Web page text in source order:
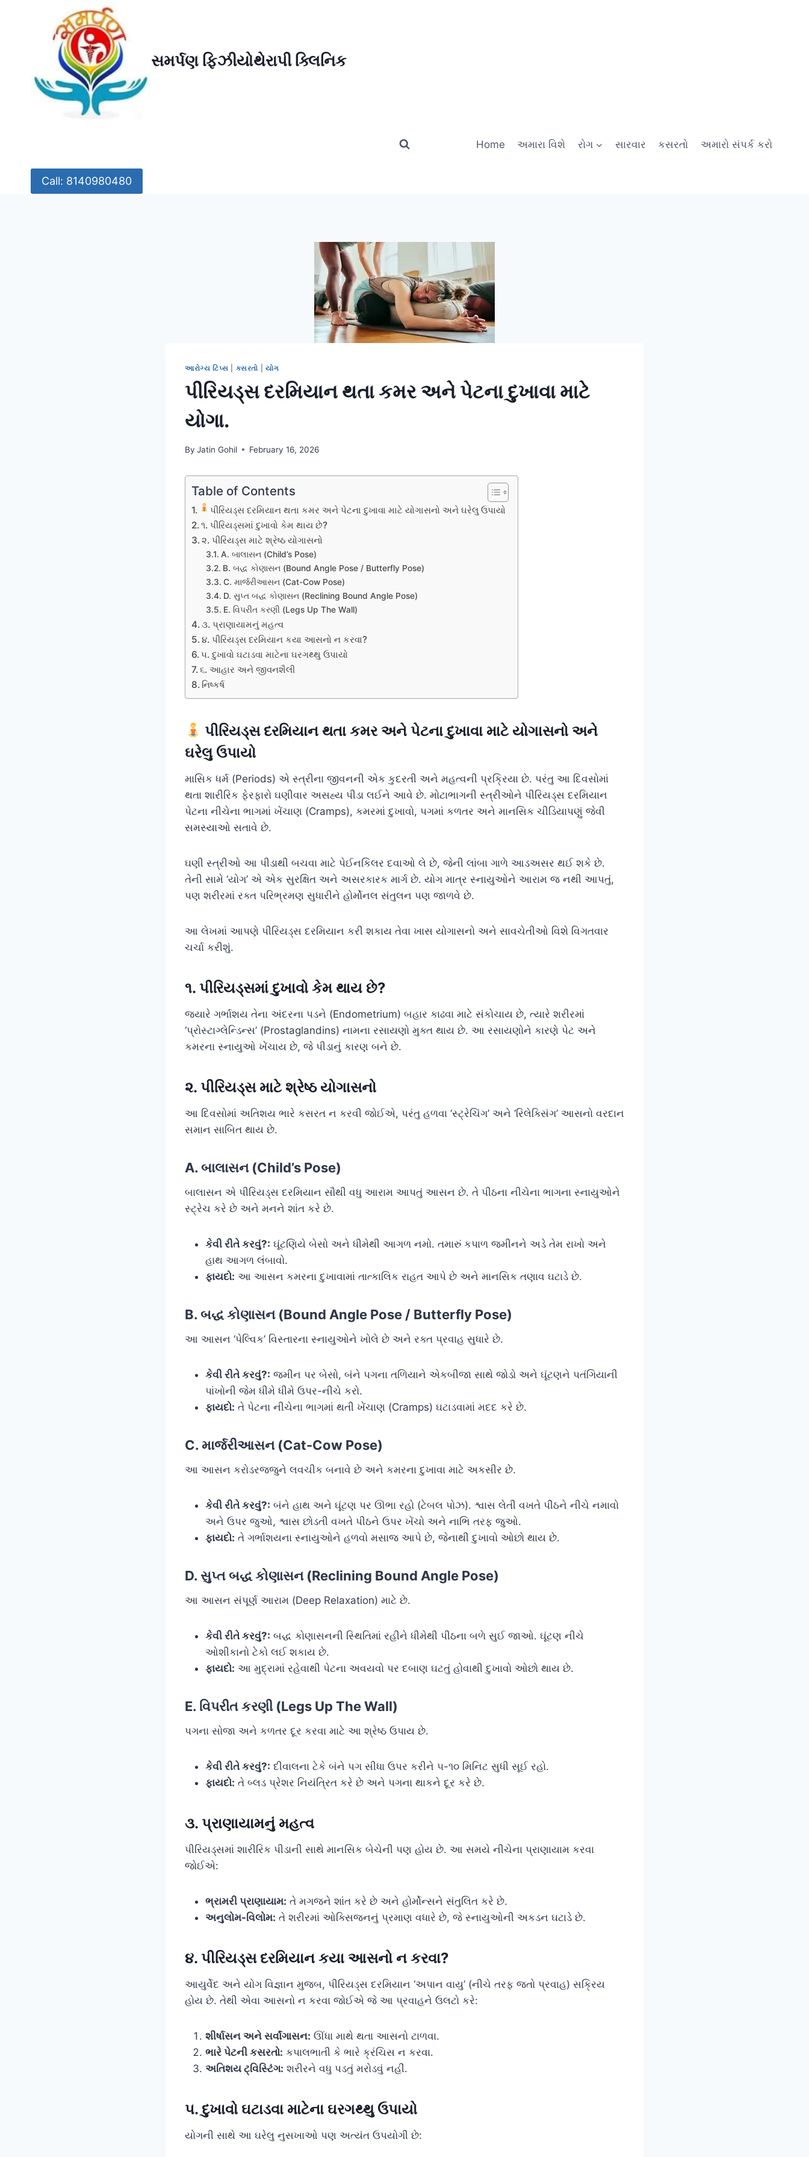
સમર્પણ ફિઝીયોથેરાપી ક્લિનિક
Home અમારા વિશે રોગ સારવાર કસરતો અમારો સંપર્ક કરો
Call: 8140980480
આરોગ્ય ટિપ્સ કસરતો યોગ
પીરિયડ્સ દરમિયાન થતા કમર અને પેટના દુખાવા માટે
યોગા.
By Jatin Gohil February 16, 2026
Table of Contents
પીરિયડ્સ દરમિયાન થતા કમર અને પેટના દુખાવા માટે યોગાસનો અને ઘરેલુ ઉપાયો
૧. પીરિયડ્સમાં દુખાવો કેમ થાય છે?
૨. પીરિયડ્સ માટે શ્રેષ્ઠ યોગાસનો
A. બાલાસન (Child’s Pose)
B. બદ્ધ કોણાસન (Bound Angle Pose / Butterfly Pose)
C. માર્જરીઆસન (Cat-Cow Pose)
D. સુપ્ત બદ્ધ કોણાસન (Reclining Bound Angle Pose)
E. વિપરીત કરણી (Legs Up The Wall)
૩. પ્રાણાયામનું મહત્વ
૪. પીરિયડ્સ દરમિયાન કયા આસનો ન કરવા?
૫. દુખાવો ઘટાડવા માટેના ઘરગથ્થુ ઉપાયો
૬. આહાર અને જીવનશૈલી
નિષ્કર્ષ
પીરિયડ્સ દરમિયાન થતા કમર અને પેટના દુખાવા માટે યોગાસનો અને
ઘરેલુ ઉપાયો
માસિક ધર્મ (Periods) એ સ્ત્રીના જીવનની એક કુદરતી અને મહત્વની પ્રક્રિયા છે. પરંતુ આ દિવસોમાં
થતા શારીરિક ફેરફારો ઘણીવાર અસહ્ય પીડા લઈને આવે છે. મોટાભાગની સ્ત્રીઓને પીરિયડ્સ દરમિયાન
પેટના નીચેના ભાગમાં ખેંચાણ (Cramps), કમરમાં દુખાવો, પગમાં કળતર અને માનસિક ચીડિયાપણું જેવી
સમસ્યાઓ સતાવે છે.
ઘણી સ્ત્રીઓ આ પીડાથી બચવા માટે પેઈનકિલર દવાઓ લે છે, જેની લાંબા ગાળે આડઅસર થઈ શકે છે.
તેની સામે ‘યોગ’ એ એક સુરક્ષિત અને અસરકારક માર્ગ છે. યોગ માત્ર સ્નાયુઓને આરામ જ નથી આપતું,
પણ શરીરમાં રક્ત પરિભ્રમણ સુધારીને હોર્મોનલ સંતુલન પણ જાળવે છે.
આ લેખમાં આપણે પીરિયડ્સ દરમિયાન કરી શકાય તેવા ખાસ યોગાસનો અને સાવચેતીઓ વિશે વિગતવાર
ચર્ચા કરીશું.
૧. પીરિયડ્સમાં દુખાવો કેમ થાય છે?
જ્યારે ગર્ભાશય તેના અંદરના પડને (Endometrium) બહાર કાઢવા માટે સંકોચાય છે, ત્યારે શરીરમાં
‘પ્રોસ્ટાગ્લેન્ડિન્સ’ (Prostaglandins) નામના રસાયણો મુક્ત થાય છે. આ રસાયણોને કારણે પેટ અને
કમરના સ્નાયુઓ ખેંચાય છે, જે પીડાનું કારણ બને છે.
૨. પીરિયડ્સ માટે શ્રેષ્ઠ યોગાસનો
આ દિવસોમાં અતિશય ભારે કસરત ન કરવી જોઈએ, પરંતુ હળવા ‘સ્ટ્રેચિંગ’ અને ‘રિલેક્સિંગ’ આસનો વરદાન
સમાન સાબિત થાય છે.
A. બાલાસન (Child’s Pose)
બાલાસન એ પીરિયડ્સ દરમિયાન સૌથી વધુ આરામ આપતું આસન છે. તે પીઠના નીચેના ભાગના સ્નાયુઓને
સ્ટ્રેચ કરે છે અને મનને શાંત કરે છે.
કેવી રીતે કરવું?: ઘૂંટણિયે બેસો અને ધીમેથી આગળ નમો. તમારું કપાળ જમીનને અડે તેમ રાખો અને
હાથ આગળ લંબાવો.
ફાયદો: આ આસન કમરના દુખાવામાં તાત્કાલિક રાહત આપે છે અને માનસિક તણાવ ઘટાડે છે.
B. બદ્ધ કોણાસન (Bound Angle Pose / Butterfly Pose)
આ આસન ‘પેલ્વિક’ વિસ્તારના સ્નાયુઓને ખોલે છે અને રક્ત પ્રવાહ સુધારે છે.
કેવી રીતે કરવું?: જમીન પર બેસો, બંને પગના તળિયાને એકબીજા સાથે જોડો અને ઘૂંટણને પતંગિયાની
પાંખોની જેમ ધીમે ધીમે ઉપર-નીચે કરો.
ફાયદો: તે પેટના નીચેના ભાગમાં થતી ખેંચાણ (Cramps) ઘટાડવામાં મદદ કરે છે.
C. માર્જરીઆસન (Cat-Cow Pose)
આ આસન કરોડરજ્જુને લવચીક બનાવે છે અને કમરના દુખાવા માટે અકસીર છે.
કેવી રીતે કરવું?: બંને હાથ અને ઘૂંટણ પર ઊભા રહો (ટેબલ પોઝ). શ્વાસ લેતી વખતે પીઠને નીચે નમાવો
અને ઉપર જુઓ, શ્વાસ છોડતી વખતે પીઠને ઉપર ખેંચો અને નાભિ તરફ જુઓ.
ફાયદો: તે ગર્ભાશયના સ્નાયુઓને હળવો મસાજ આપે છે, જેનાથી દુખાવો ઓછો થાય છે.
D. સુપ્ત બદ્ધ કોણાસન (Reclining Bound Angle Pose)
આ આસન સંપૂર્ણ આરામ (Deep Relaxation) માટે છે.
કેવી રીતે કરવું?: બદ્ધ કોણાસનની સ્થિતિમાં રહીને ધીમેથી પીઠના બળે સુઈ જાઓ. ઘૂંટણ નીચે
ઓશીકાનો ટેકો લઈ શકાય છે.
ફાયદો: આ મુદ્રામાં રહેવાથી પેટના અવયવો પર દબાણ ઘટતું હોવાથી દુખાવો ઓછો થાય છે.
E. વિપરીત કરણી (Legs Up The Wall)
પગના સોજા અને કળતર દૂર કરવા માટે આ શ્રેષ્ઠ ઉપાય છે.
કેવી રીતે કરવું?: દીવાલના ટેકે બંને પગ સીધા ઉપર કરીને ૫-૧૦ મિનિટ સુધી સૂઈ રહો.
ફાયદો: તે બ્લડ પ્રેશર નિયંત્રિત કરે છે અને પગના થાકને દૂર કરે છે.
૩. પ્રાણાયામનું મહત્વ
પીરિયડ્સમાં શારીરિક પીડાની સાથે માનસિક બેચેની પણ હોય છે. આ સમયે નીચેના પ્રાણાયામ કરવા
જોઈએ:
ભ્રામરી પ્રાણાયામ: તે મગજને શાંત કરે છે અને હોર્મોન્સને સંતુલિત કરે છે.
અનુલોમ-વિલોમ: તે શરીરમાં ઓક્સિજનનું પ્રમાણ વધારે છે, જે સ્નાયુઓની અકડન ઘટાડે છે.
૪. પીરિયડ્સ દરમિયાન કયા આસનો ન કરવા?
આયુર્વેદ અને યોગ વિજ્ઞાન મુજબ, પીરિયડ્સ દરમિયાન ‘અપાન વાયુ’ (નીચે તરફ જતો પ્રવાહ) સક્રિય
હોય છે. તેથી એવા આસનો ન કરવા જોઈએ જે આ પ્રવાહને ઉલટો કરે:
શીર્ષાસન અને સર્વાંગાસન: ઊંધા માથે થતા આસનો ટાળવા.
ભારે પેટની કસરતો: કપાલભાતી કે ભારે ક્રંચિસ ન કરવા.
અતિશય ટ્વિસ્ટિંગ: શરીરને વધુ પડતું મરોડવું નહીં.
૫. દુખાવો ઘટાડવા માટેના ઘરગથ્થુ ઉપાયો
યોગની સાથે આ ઘરેલુ નુસખાઓ પણ અત્યંત ઉપયોગી છે: